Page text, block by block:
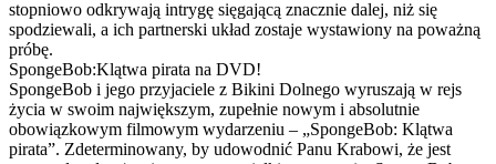
stopniowo odkrywają intrygę sięgającą znacznie dalej, niż się
spodziewali, a ich partnerski układ zostaje wystawiony na poważną
próbę.
SpongeBob:Klątwa pirata na DVD!
SpongeBob i jego przyjaciele z Bikini Dolnego wyruszają w rejs
życia w swoim największym, zupełnie nowym i absolutnie
obowiązkowym filmowym wydarzeniu – „SpongeBob: Klątwa
pirata”. Zdeterminowany, by udowodnić Panu Krabowi, że jest